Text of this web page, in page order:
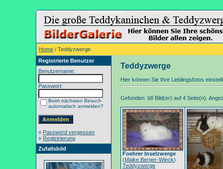
Home / Teddyzwerge
Registrierte Benutzer
Benutzername:
Passwort:
Beim nächsten Besuch
automatisch anmelden?
» Password vergessen
» Registrierung
Zufallsbild
Teddyzwerge
Hier können Sie Ihre Lieblingsfotos
Gefunden: 68 Bild(er) auf 4 Seite(n).
Foehrer Inselzwerge
(Maike Berger-Wieck)
Teddyzwerge